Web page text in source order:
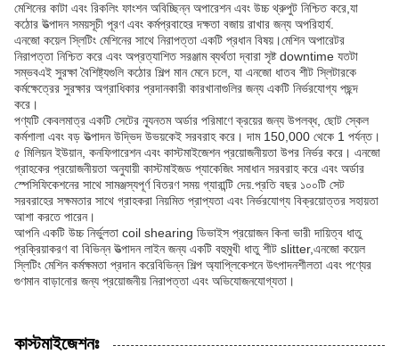
মেশিনের কাটা এবং রিকলিং ফাংশন অবিচ্ছিন্ন অপারেশন এবং উচ্চ থ্রুপুট নিশ্চিত করে,যা
কঠোর উত্পাদন সময়সূচী পূরণ এবং কর্মপ্রবাহের দক্ষতা বজায় রাখার জন্য অপরিহার্য.
এনজো কয়েল স্লিটিং মেশিনের সাথে নিরাপত্তা একটি প্রধান বিষয়।মেশিন অপারেটর
নিরাপত্তা নিশ্চিত করে এবং অপ্রত্যাশিত সরঞ্জাম ব্যর্থতা দ্বারা সৃষ্ট downtime যতটা
সম্ভবএই সুরক্ষা বৈশিষ্ট্যগুলি কঠোর শিল্প মান মেনে চলে, যা এনজো ধাতব শীট স্লিটারকে
কর্মক্ষেত্রের সুরক্ষার অগ্রাধিকার প্রদানকারী কারখানাগুলির জন্য একটি নির্ভরযোগ্য পছন্দ
করে।
পণ্যটি কেবলমাত্র একটি সেটের ন্যূনতম অর্ডার পরিমাণে ক্রয়ের জন্য উপলব্ধ, ছোট স্কেল
কর্মশালা এবং বড় উত্পাদন উদ্ভিদ উভয়কেই সরবরাহ করে। দাম 150,000 থেকে 1 পর্যন্ত।
৫ মিলিয়ন ইউয়ান, কনফিগারেশন এবং কাস্টমাইজেশন প্রয়োজনীয়তা উপর নির্ভর করে। এনজো
গ্রাহকের প্রয়োজনীয়তা অনুযায়ী কাস্টমাইজড প্যাকেজিং সমাধান সরবরাহ করে এবং অর্ডার
স্পেসিফিকেশনের সাথে সামঞ্জস্যপূর্ণ বিতরণ সময় গ্যারান্টি দেয়.প্রতি বছর ১০০টি সেট
সরবরাহের সক্ষমতার সাথে গ্রাহকরা নিয়মিত প্রাপ্যতা এবং নির্ভরযোগ্য বিক্রয়োত্তর সহায়তা
আশা করতে পারেন।
আপনি একটি উচ্চ নির্ভুলতা coil shearing ডিভাইস প্রয়োজন কিনা ভারী দায়িত্ব ধাতু
প্রক্রিয়াকরণ বা বিভিন্ন উত্পাদন লাইন জন্য একটি বহুমুখী ধাতু শীট slitter,এনজো কয়েল
স্লিটিং মেশিন কর্মক্ষমতা প্রদান করেবিভিন্ন শিল্প অ্যাপ্লিকেশনে উৎপাদনশীলতা এবং পণ্যের
গুণমান বাড়ানোর জন্য প্রয়োজনীয় নিরাপত্তা এবং অভিযোজনযোগ্যতা।
কাস্টমাইজেশনঃ